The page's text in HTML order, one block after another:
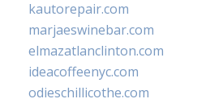
kautorepair.com
marjaeswinebar.com
elmazatlanclinton.com
ideacoffeenyc.com
odieschillicothe.com